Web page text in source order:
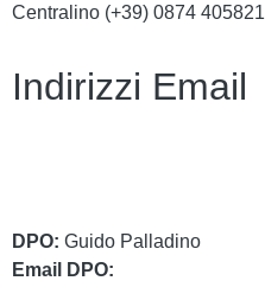
Centralino (+39) 0874 405821
Indirizzi Email
DPO: Guido Palladino
Email DPO: